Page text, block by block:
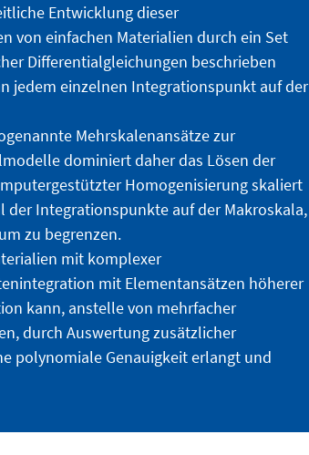
Entwicklung dieser
von einfachen Materialien durch ein Set
Differentialgleichungen beschrieben
jedem einzelnen Integrationspunkt auf der
Mehrskalenansätze zur
dominiert daher das Lösen der
Homogenisierung skaliert
der Integrationspunkte auf der Makroskala,
zu begrenzen.
mit komplexer
mit Elementansätzen höherer
kann, anstelle von mehrfacher
durch Auswertung zusätzlicher
polynomiale Genauigkeit erlangt und